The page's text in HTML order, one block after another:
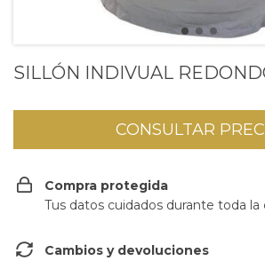
SILLÓN INDIVUAL
Compra protegida
Tus datos cuidados durante toda la
Cambios y devoluciones